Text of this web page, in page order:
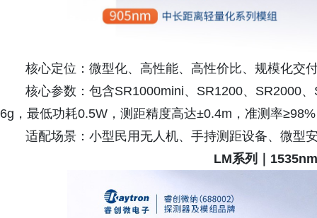
核心定位：微型化、高性能、高性价比、规模化交
核心参数：包含SR1000mini、SR1200、SR2000
6g，最低功耗0.5W，测距精度高达±0.4m，准测率≥98%
适配场景：小型民用无人机、手持测距设备、微型
LM系列｜